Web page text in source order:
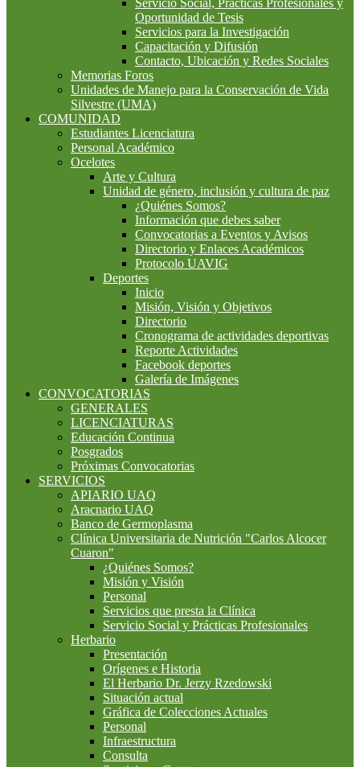
Oportunidad de Tesis
Servicios para la Investigación
Capacitación y Difusión
Contacto, Ubicación y Redes Sociales
Memorias Foros
Unidades de Manejo para la Conservación de Vida
Silvestre (UMA)
COMUNIDAD
Estudiantes Licenciatura
Personal Académico
Ocelotes
Arte y Cultura
Unidad de género, inclusión y cultura de paz
¿Quiénes Somos?
Información que debes saber
Convocatorias a Eventos y Avisos
Directorio y Enlaces Académicos
Protocolo UAVIG
Deportes
Inicio
Misión, Visión y Objetivos
Directorio
Cronograma de actividades deportivas
Reporte Actividades
Facebook deportes
Galería de Imágenes
CONVOCATORIAS
GENERALES
LICENCIATURAS
Educación Continua
Posgrados
Próximas Convocatorias
SERVICIOS
APIARIO UAQ
Aracnario UAQ
Banco de Germoplasma
Clínica Universitaria de Nutrición "Carlos Alcocer
Cuaron"
¿Quiénes Somos?
Misión y Visión
Personal
Servicios que presta la Clínica
Servicio Social y Prácticas Profesionales
Herbario
Presentación
Orígenes e Historia
El Herbario Dr. Jerzy Rzedowski
Situación actual
Gráfica de Colecciones Actuales
Personal
Infraestructura
Consulta